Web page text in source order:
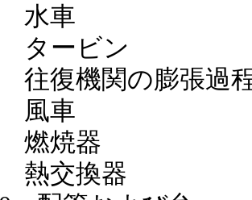
水車
タービン
往復機関の膨張過
風車
燃焼器
熱交換器